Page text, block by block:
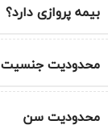
بیمه پروازی دارد؟
محدودیت جنسیت
محدودیت سن